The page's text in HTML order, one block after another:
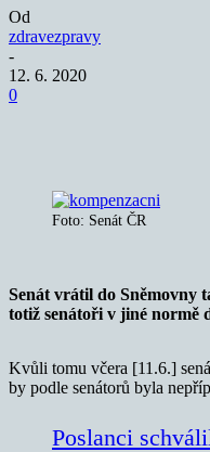
Od
zdravezpravy
-
12. 6. 2020
0
Foto: Senát ČR
Senát vrátil do Sněmovny
totiž senátoři v jiné normě
Kvůli tomu včera [11.6.]
by podle senátorů byla
Poslanci